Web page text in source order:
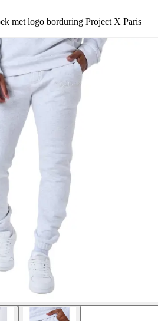
met logo borduring Project X Paris